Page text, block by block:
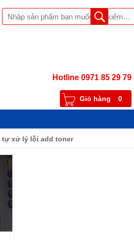
Hotline 0971 85 29 79
Giỏ hàng 0
tự xử lý lỗi add toner